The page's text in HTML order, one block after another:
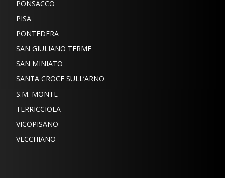
PONSACCO
PISA
PONTEDERA
SAN GIULIANO TERME
SAN MINIATO
SANTA CROCE SULL’ARNO
S.M. MONTE
TERRICCIOLA
VICOPISANO
VECCHIANO